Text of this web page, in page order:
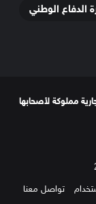
الدفاع الوطني
مملوكة لأصحابها
تواصل معنا